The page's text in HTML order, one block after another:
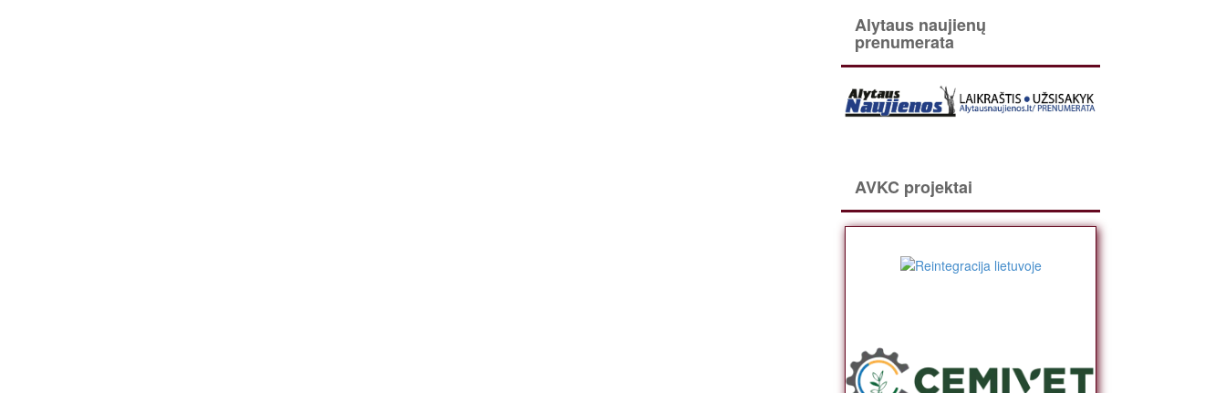
Alytaus naujienų
prenumerata
AVKC projektai